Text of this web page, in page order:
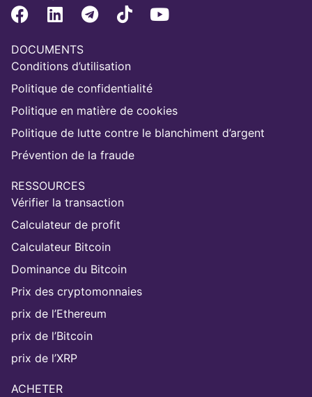
DOCUMENTS
Conditions d’utilisation
Politique de confidentialité
Politique en matière de cookies
Politique de lutte contre le blanchiment d’argent
Prévention de la fraude
RESSOURCES
Vérifier la transaction
Calculateur de profit
Calculateur Bitcoin
Dominance du Bitcoin
Prix des cryptomonnaies
prix de l’Ethereum
prix de l’Bitcoin
prix de l’XRP
ACHETER